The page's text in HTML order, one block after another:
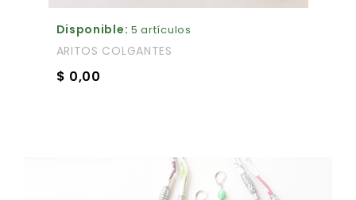
Disponible: 5 artículos
ARITOS COLGANTES
$ 0,00